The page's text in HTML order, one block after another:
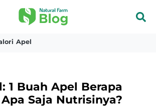
Apel
1 Buah Apel Berapa
Saja Nutrisinya?